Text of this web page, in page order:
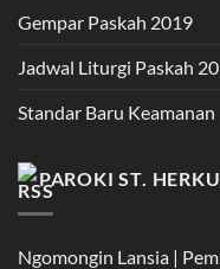
Gempar Paskah 2019
Jadwal Liturgi Paskah
Standar Baru Keamanan
PAROKI ST.
Ngomongin Lansia |